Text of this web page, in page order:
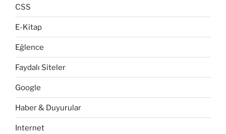
CSS
E-Kitap
Eğlence
Faydalı Siteler
Google
Haber & Duyurular
Internet